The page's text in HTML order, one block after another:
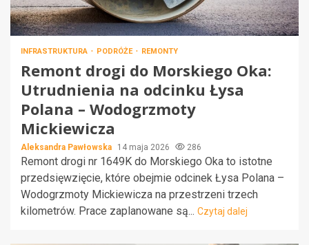
INFRASTRUKTURA PODRÓŻE REMONTY
Remont drogi do Morskiego Oka:
Utrudnienia na odcinku Łysa
Polana – Wodogrzmoty
Mickiewicza
Aleksandra Pawłowska 14 maja 2026 286
Remont drogi nr 1649K do Morskiego Oka to istotne
przedsięwzięcie, które obejmie odcinek Łysa Polana –
Wodogrzmoty Mickiewicza na przestrzeni trzech
kilometrów. Prace zaplanowane są... Czytaj dalej